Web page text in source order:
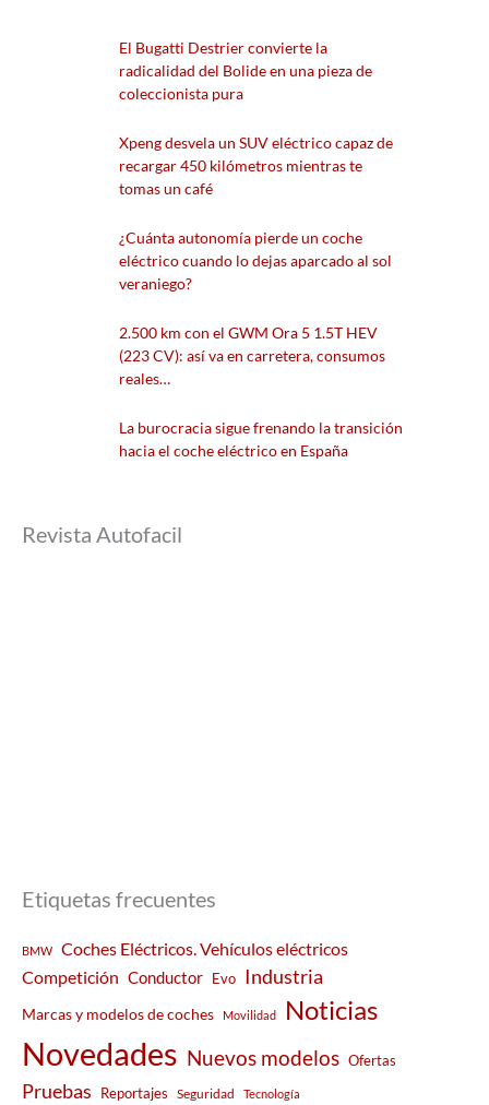
El Bugatti Destrier convierte la
radicalidad del Bolide en una pieza de
coleccionista pura
Xpeng desvela un SUV eléctrico capaz de
recargar 450 kilómetros mientras te
tomas un café
¿Cuánta autonomía pierde un coche
eléctrico cuando lo dejas aparcado al sol
veraniego?
2.500 km con el GWM Ora 5 1.5T HEV
(223 CV): así va en carretera, consumos
reales…
La burocracia sigue frenando la transición
hacia el coche eléctrico en España
Revista Autofacil
Etiquetas frecuentes
BMW
Coches Eléctricos. Vehículos eléctricos
Competición Conductor Evo Industria
Marcas y modelos de coches Movilidad Noticias
Novedades Nuevos modelos Ofertas
Pruebas Reportajes Seguridad Tecnología